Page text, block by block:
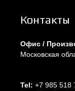
Контакты
Офис /
Московская
Tel: +7 985 518